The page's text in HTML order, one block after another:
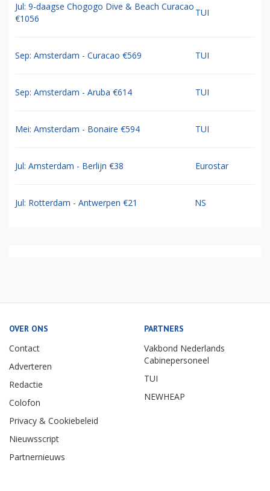
Jul: 9-daagse Chogogo Dive & Beach Curacao
€1056
TUI
Sep: Amsterdam - Curacao €569 TUI
Sep: Amsterdam - Aruba €614 TUI
Mei: Amsterdam - Bonaire €594 TUI
Jul: Amsterdam - Berlijn €38 Eurostar
Jul: Rotterdam - Antwerpen €21 NS
OVER ONS
Contact
Adverteren
Redactie
Colofon
Privacy & Cookiebeleid
Nieuwsscript
Partnernieuws
PARTNERS
Vakbond Nederlands
Cabinepersoneel
TUI
NEWHEAP